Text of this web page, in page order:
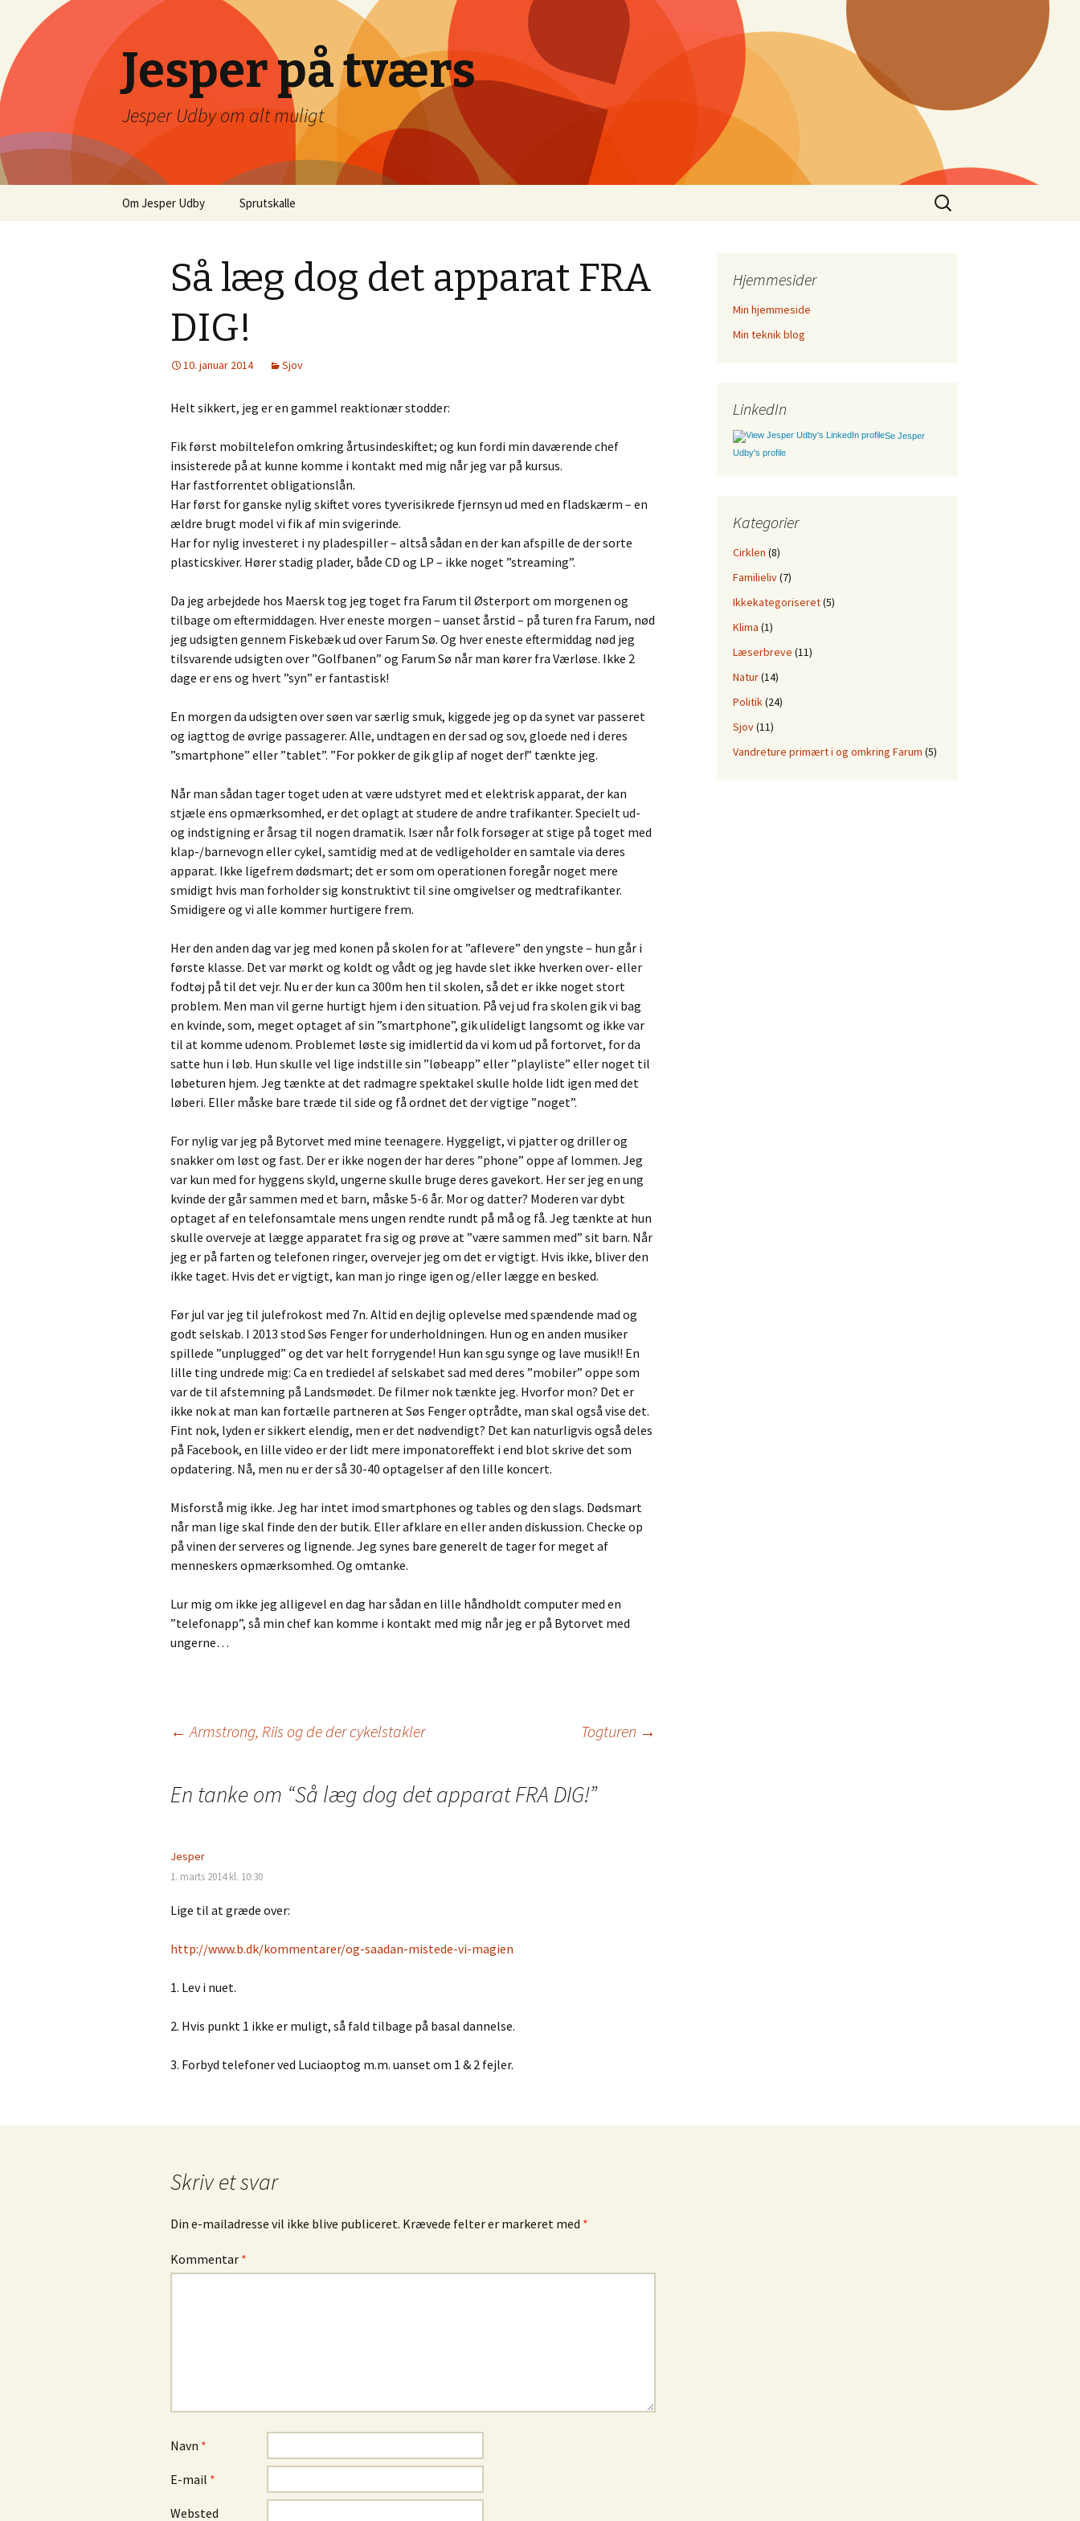
Jesper på tværs
Jesper Udby om alt muligt
Om Jesper Udby Sprutskalle
Søg
efter:
Så læg dog det apparat FRA
DIG!
10. januar 2014 Sjov
Helt sikkert, jeg er en gammel reaktionær stodder:
Fik først mobiltelefon omkring årtusindeskiftet; og kun fordi min daværende chef
insisterede på at kunne komme i kontakt med mig når jeg var på kursus.
Har fastforrentet obligationslån.
Har først for ganske nylig skiftet vores tyverisikrede fjernsyn ud med en fladskærm – en
ældre brugt model vi fik af min svigerinde.
Har for nylig investeret i ny pladespiller – altså sådan en der kan afspille de der sorte
plasticskiver. Hører stadig plader, både CD og LP – ikke noget ”streaming”.
Da jeg arbejdede hos Maersk tog jeg toget fra Farum til Østerport om morgenen og
tilbage om eftermiddagen. Hver eneste morgen – uanset årstid – på turen fra Farum, nød
jeg udsigten gennem Fiskebæk ud over Farum Sø. Og hver eneste eftermiddag nød jeg
tilsvarende udsigten over ”Golfbanen” og Farum Sø når man kører fra Værløse. Ikke 2
dage er ens og hvert ”syn” er fantastisk!
En morgen da udsigten over søen var særlig smuk, kiggede jeg op da synet var passeret
og iagttog de øvrige passagerer. Alle, undtagen en der sad og sov, gloede ned i deres
”smartphone” eller ”tablet”. ”For pokker de gik glip af noget der!” tænkte jeg.
Når man sådan tager toget uden at være udstyret med et elektrisk apparat, der kan
stjæle ens opmærksomhed, er det oplagt at studere de andre trafikanter. Specielt ud-
og indstigning er årsag til nogen dramatik. Især når folk forsøger at stige på toget med
klap-/barnevogn eller cykel, samtidig med at de vedligeholder en samtale via deres
apparat. Ikke ligefrem dødsmart; det er som om operationen foregår noget mere
smidigt hvis man forholder sig konstruktivt til sine omgivelser og medtrafikanter.
Smidigere og vi alle kommer hurtigere frem.
Her den anden dag var jeg med konen på skolen for at ”aflevere” den yngste – hun går i
første klasse. Det var mørkt og koldt og vådt og jeg havde slet ikke hverken over- eller
fodtøj på til det vejr. Nu er der kun ca 300m hen til skolen, så det er ikke noget stort
problem. Men man vil gerne hurtigt hjem i den situation. På vej ud fra skolen gik vi bag
en kvinde, som, meget optaget af sin ”smartphone”, gik ulideligt langsomt og ikke var
til at komme udenom. Problemet løste sig imidlertid da vi kom ud på fortorvet, for da
satte hun i løb. Hun skulle vel lige indstille sin ”løbeapp” eller ”playliste” eller noget til
løbeturen hjem. Jeg tænkte at det radmagre spektakel skulle holde lidt igen med det
løberi. Eller måske bare træde til side og få ordnet det der vigtige ”noget”.
For nylig var jeg på Bytorvet med mine teenagere. Hyggeligt, vi pjatter og driller og
snakker om løst og fast. Der er ikke nogen der har deres ”phone” oppe af lommen. Jeg
var kun med for hyggens skyld, ungerne skulle bruge deres gavekort. Her ser jeg en ung
kvinde der går sammen med et barn, måske 5-6 år. Mor og datter? Moderen var dybt
optaget af en telefonsamtale mens ungen rendte rundt på må og få. Jeg tænkte at hun
skulle overveje at lægge apparatet fra sig og prøve at ”være sammen med” sit barn. Når
jeg er på farten og telefonen ringer, overvejer jeg om det er vigtigt. Hvis ikke, bliver den
ikke taget. Hvis det er vigtigt, kan man jo ringe igen og/eller lægge en besked.
Før jul var jeg til julefrokost med 7n. Altid en dejlig oplevelse med spændende mad og
godt selskab. I 2013 stod Søs Fenger for underholdningen. Hun og en anden musiker
spillede ”unplugged” og det var helt forrygende! Hun kan sgu synge og lave musik!! En
lille ting undrede mig: Ca en trediedel af selskabet sad med deres ”mobiler” oppe som
var de til afstemning på Landsmødet. De filmer nok tænkte jeg. Hvorfor mon? Det er
ikke nok at man kan fortælle partneren at Søs Fenger optrådte, man skal også vise det.
Fint nok, lyden er sikkert elendig, men er det nødvendigt? Det kan naturligvis også deles
på Facebook, en lille video er der lidt mere imponatoreffekt i end blot skrive det som
opdatering. Nå, men nu er der så 30-40 optagelser af den lille koncert.
Misforstå mig ikke. Jeg har intet imod smartphones og tables og den slags. Dødsmart
når man lige skal finde den der butik. Eller afklare en eller anden diskussion. Checke op
på vinen der serveres og lignende. Jeg synes bare generelt de tager for meget af
menneskers opmærksomhed. Og omtanke.
Lur mig om ikke jeg alligevel en dag har sådan en lille håndholdt computer med en
”telefonapp”, så min chef kan komme i kontakt med mig når jeg er på Bytorvet med
ungerne…
navigation
← Armstrong, Riis og de der cykelstakler Togturen →
En tanke om “Så læg dog det apparat FRA DIG!”
Jesper
1. marts 2014 kl. 10:30
Lige til at græde over:
http://www.b.dk/kommentarer/og-saadan-mistede-vi-magien
1. Lev i nuet.
2. Hvis punkt 1 ikke er muligt, så fald tilbage på basal dannelse.
3. Forbyd telefoner ved Luciaoptog m.m. uanset om 1 & 2 fejler.
Skriv et svar
Din e-mailadresse vil ikke blive publiceret. Krævede felter er markeret med *
Kommentar *
Navn *
E-mail *
Websted
Hjemmesider
Min hjemmeside
Min teknik blog
LinkedIn
Se Jesper
Udby's profile
Kategorier
Cirklen (8)
Familieliv(7)
Ikkekategoriseret(5)
Klima (1)
Læserbreve (11)
Natur(14)
Politik(24)
Sjov(11)
Vandreture primært i og omkring Farum (5)